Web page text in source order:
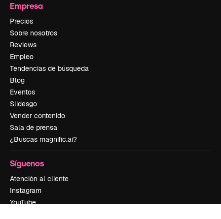
Empresa
Precios
Sobre nosotros
Reviews
Empleo
Tendencias de búsqueda
Blog
Eventos
Slidesgo
Vender contenido
Sala de prensa
¿Buscas magnific.ai?
Síguenos
Atención al cliente
Instagram
YouTube